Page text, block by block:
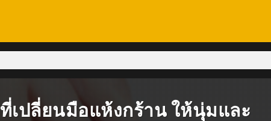
เปลี่ยนมือแห้งกร้าน ให้นุ่มและ